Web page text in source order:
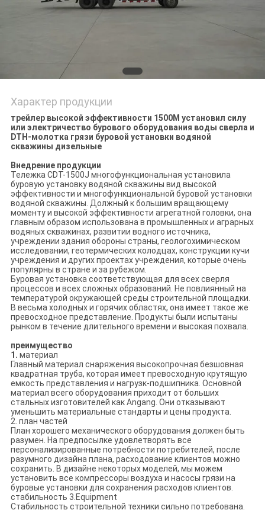
Характер продукции
трейлер высокой эффективности 1500M установил силу
или электричество бурового оборудования воды сверла и
DTH-молотка грязи буровой установки водяной
скважины дизельные
Внедрение продукции
Тележка CDT-1500J многофункциональная установила
буровую установку водяной скважины вид высокой
эффективности и многофункциональной буровой установки
водяной скважины. Должный к большим вращающему
моменту и высокой эффективности агрегатной головки, она
главным образом использована в промышленных и аграрных
водяных скважинах, развитии водного источника,
учреждении здания обороны страны, геологохимическом
исследовании, геотермических колодцах, конструкции кучи
учреждения и других проектах учреждения, которые очень
популярны в стране и за рубежом.
Буровая установка соответствующая для всех сверля
процессов и всех сложных образований. Не повлиянный на
температурой окружающей среды строительной площадки.
В весьма холодных и горячих областях, она имеет такое же
превосходное представление. Продукты были испытаны
рынком в течение длительного времени и высокая похвала.
преимущество
1. материал
Главный материал снаряжения высокопрочная безшовная
квадратная труба, которая имеет превосходную крутящую
емкость представления и нагрузк-подшипника. Основной
материал всего оборудования приходит от больших
стальных изготовителей как Angang. Они отказывают
уменьшить материальные стандарты и цены продукта.
2. план частей
План хорошего механического оборудования должен быть
разумен. На предпосылке удовлетворять все
персонализированные потребности потребителей, после
разумного дизайна плана, расходование клиентов можно
сохранить. В дизайне некоторых моделей, мы можем
установить все компрессоры воздуха и насосы грязи на
буровые установки для сохранения расходов клиентов.
стабильность 3.Equipment
Стабильность строительной техники сильно потребована.